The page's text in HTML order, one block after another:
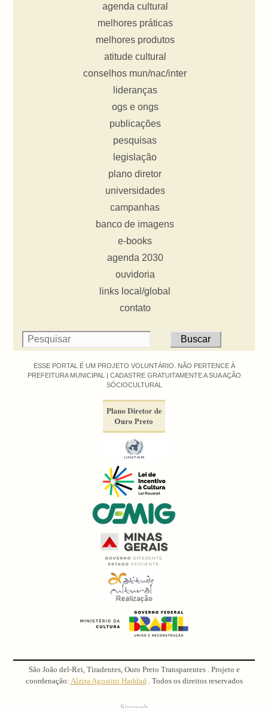
agenda cultural
melhores práticas
melhores produtos
atitude cultural
conselhos mun/nac/inter
lideranças
ogs e ongs
publicações
pesquisas
legislação
plano diretor
universidades
campanhas
banco de imagens
e-books
agenda 2030
ouvidoria
links local/global
contato
ESSE PORTAL É UM PROJETO VOLUNTÁRIO. NÃO PERTENCE À
PREFEITURA MUNICIPAL | CADASTRE GRATUITAMENTE A SUA AÇÃO
SÓCIOCULTURAL
São João del-Rei, Tiradentes, Ouro Preto Transparentes . Projeto e
coordenação: Alzira Agostini Haddad . Todos os direitos reservados